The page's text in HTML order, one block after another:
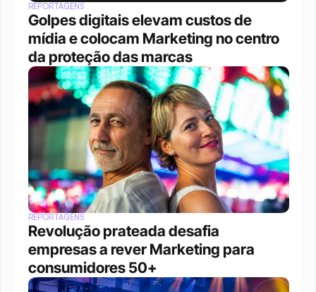
REPORTAGENS
Golpes digitais elevam custos de
mídia e colocam Marketing no centro
da proteção das marcas
REPORTAGENS
Revolução prateada desafia
empresas a rever Marketing para
consumidores 50+